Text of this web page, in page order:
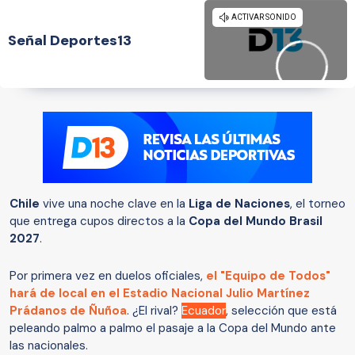
Señal Deportes13
Chile vive una noche clave en la Liga de Naciones, el torneo
que entrega cupos directos a la Copa del Mundo Brasil
2027.
Por primera vez en duelos oficiales, el "Equipo de Todos"
hará de local en el Estadio Nacional Julio Martínez
Prádanos de Ñuñoa. ¿El rival? Ecuador, selección que está
peleando palmo a palmo el pasaje a la Copa del Mundo ante
las nacionales.